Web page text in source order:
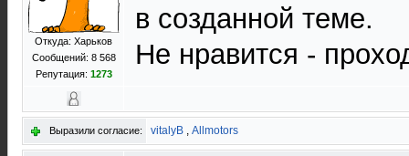
Откуда: Харьков
Сообщений: 8 568
Репутация: 1273
в созданной теме.
Не нравится -
Выразили согласие: vitalyB , Allmotors